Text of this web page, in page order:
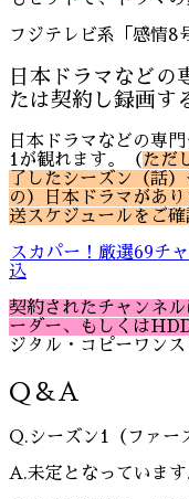
フジテレビ系「感情8
日本ドラマなどの
たは契約し録画す
日本ドラマなどの専
1が観れます。（ ただ
了したシーズン（話
の）日本ドラマがあ
送スケジュールをご確
スカパー！厳選69チ
込
契約されたチャンネ
ーダー、もしくは
ジタル・コピーワン
Q＆A
Q.シーズン1（ファー
A.未定となっています